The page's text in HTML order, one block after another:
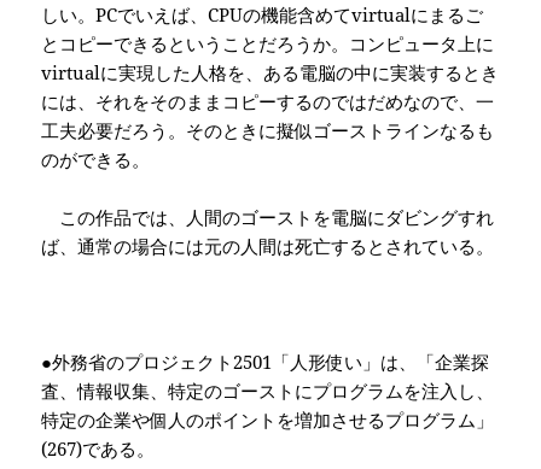
しい。PCでいえば、CPUの機能含めてvirtualにまるご
とコピーできるということだろうか。コンピュータ上に
virtualに実現した人格を、ある電脳の中に実装するとき
には、それをそのままコピーするのではだめなので、一
工夫必要だろう。そのときに擬似ゴーストラインなるも
のができる。
この作品では、人間のゴーストを電脳にダビングすれ
ば、通常の場合には元の人間は死亡するとされている。
●外務省のプロジェクト2501 「人形使い」は、「企業探
査、情報収集、特定のゴーストにプログラムを注入し、
特定の企業や個人のポイントを増加させるプログラム」
(267)である。